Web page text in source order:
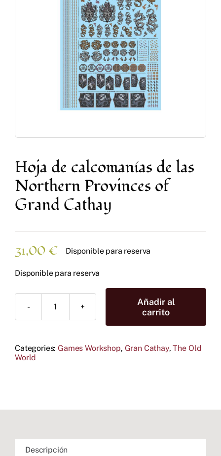
Accesorios y Hobby
Juegos de Mesa
Cartas Coleccionables
Hoja de calcomanías de las
Northern Provinces of
Grand Cathay
31,00 € Disponible para reserva
Disponible para reserva
Hoja
de
las
Añadir al
carrito
Categories:Games Workshop, Gran Cathay,The Old
World
Descripción